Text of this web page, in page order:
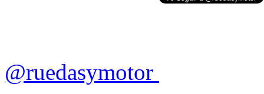
@ruedasymotor